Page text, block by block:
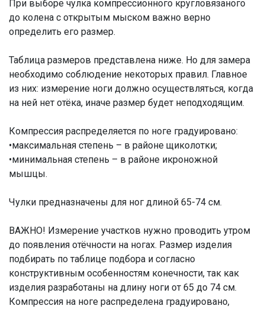
При выборе чулка компрессионного кругловязаного
до колена с открытым мыском важно верно
определить его размер.
Таблица размеров представлена ниже. Но для замера
необходимо соблюдение некоторых правил. Главное
из них: измерение ноги должно осуществляться, когда
на ней нет отёка, иначе размер будет неподходящим.
Компрессия распределяется по ноге градуировано:
•максимальная степень – в районе щиколотки;
•минимальная степень – в районе икроножной
мышцы.
Чулки предназначены для ног длиной 65-74 см.
ВАЖНО! Измерение участков нужно проводить утром
до появления отёчности на ногах. Размер изделия
подбирать по таблице подбора и согласно
конструктивным особенностям конечности, так как
изделия разработаны на длину ноги от 65 до 74 см.
Компрессия на ноге распределена градуировано,